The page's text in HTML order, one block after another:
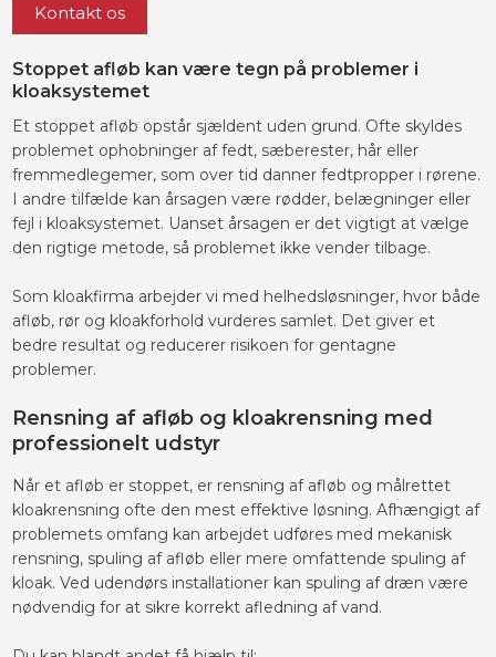
Kontakt os
Stoppet afløb kan være tegn på problemer i
kloaksystemet
Et stoppet afløb opstår sjældent uden grund. Ofte skyldes
problemet ophobninger af fedt, sæberester, hår eller
fremmedlegemer, som over tid danner fedtpropper i rørene.
I andre tilfælde kan årsagen være rødder, belægninger eller
fejl i kloaksystemet. Uanset årsagen er det vigtigt at vælge
den rigtige metode, så problemet ikke vender tilbage.
Som kloakfirma arbejder vi med helhedsløsninger, hvor både
afløb, rør og kloakforhold vurderes samlet. Det giver et
bedre resultat og reducerer risikoen for gentagne
problemer.
Rensning af afløb og kloakrensning med
professionelt udstyr
Når et afløb er stoppet, er rensning af afløb og målrettet
kloakrensning ofte den mest effektive løsning. Afhængigt af
problemets omfang kan arbejdet udføres med mekanisk
rensning, spuling af afløb eller mere omfattende spuling af
kloak. Ved udendørs installationer kan spuling af dræn være
nødvendig for at sikre korrekt afledning af vand.